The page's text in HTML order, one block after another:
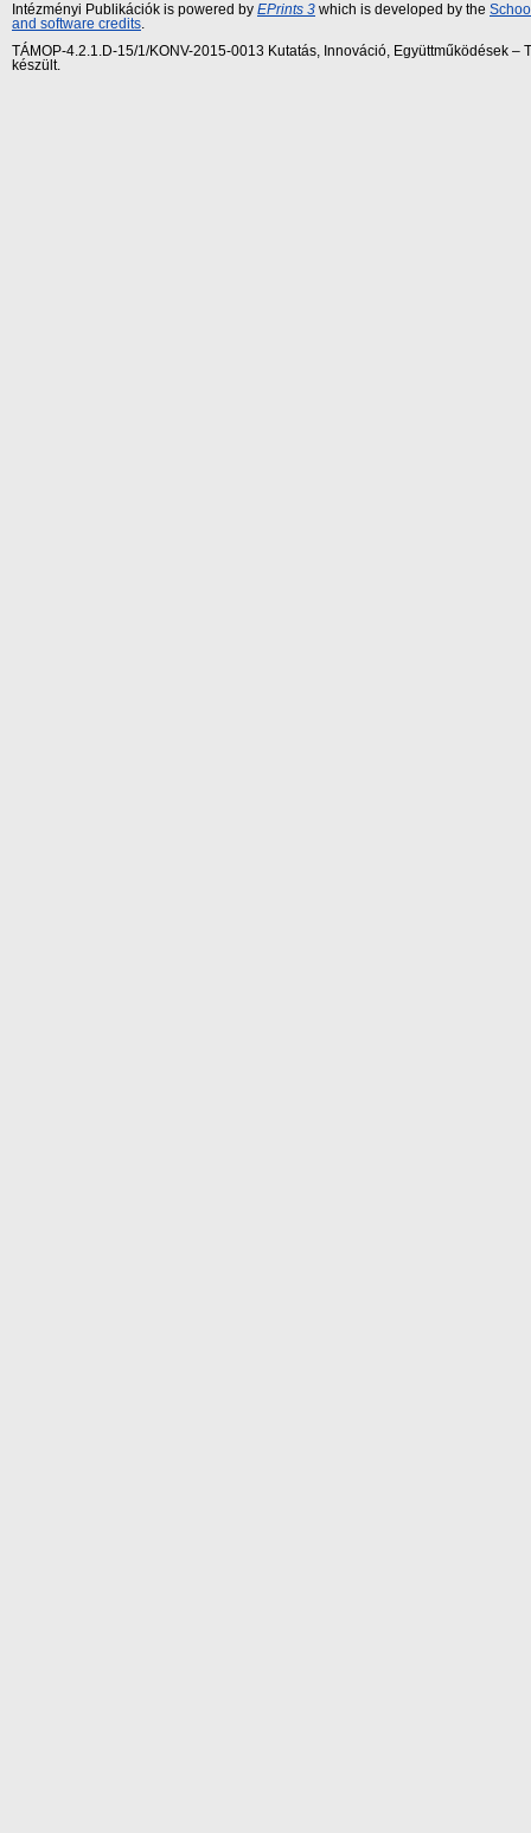
Intézményi Publikációk is powered by EPrints 3 which is developed by the
and software credits
TÁMOP-4.2.1.D-15/1/KONV-2015-0013 Kutatás, Innováció, Együttműködések
készült.